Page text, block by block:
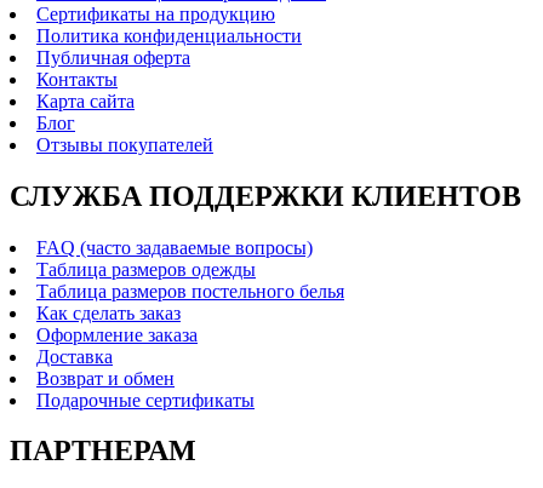
Сертификаты на продукцию
Политика конфиденциальности
Публичная оферта
Контакты
Карта сайта
Блог
Отзывы покупателей
СЛУЖБА ПОДДЕРЖКИ КЛИЕНТОВ
FAQ (часто задаваемые вопросы)
Таблица размеров одежды
Таблица размеров постельного белья
Как сделать заказ
Оформление заказа
Доставка
Возврат и обмен
Подарочные сертификаты
ПАРТНЕРАМ